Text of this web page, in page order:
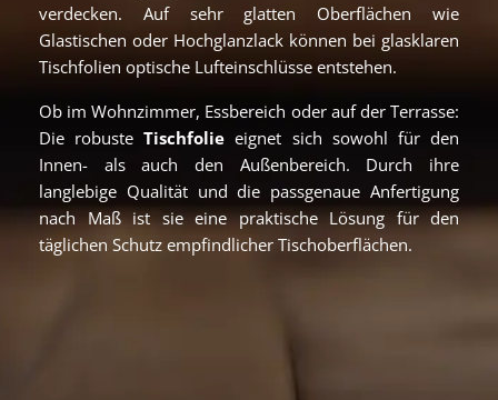
verdecken. Auf sehr glatten Oberflächen wie
Glastischen oder Hochglanzlack können bei glasklaren
Tischfolien optische Lufteinschlüsse entstehen.
Ob im Wohnzimmer, Essbereich oder auf der Terrasse:
Die robusteTischfolie eignet sich sowohl für den
Innen- als auch den Außenbereich. Durch ihre
langlebige Qualität und die passgenaue Anfertigung
nach Maß ist sie eine praktische Lösung für den
täglichen Schutz empfindlicher Tischoberflächen.